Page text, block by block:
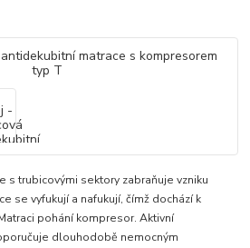
s trubicovými sektory zabraňuje vzniku
se vyfukují a nafukují, čímž dochází k
pohání kompresor. Aktivní
dlouhodobě nemocným